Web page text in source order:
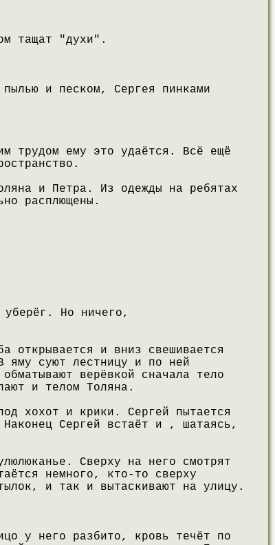
тащат "духи".
и песком, Сергея пинками
трудом ему это удаётся. Всё ещё
и Петра. Из одежды на ребятах
расплющены.
Но ничего,
открывается и вниз свешивается
яму суют лестницу и по ней
верёвкой сначала тело
и телом Толяна.
хохот и крики. Сергей пытается
Сергей встаёт и , шатаясь,
Сверху на него смотрят
немного, кто-то сверху
и так и вытаскивают на улицу.
у него разбито, кровь течёт по